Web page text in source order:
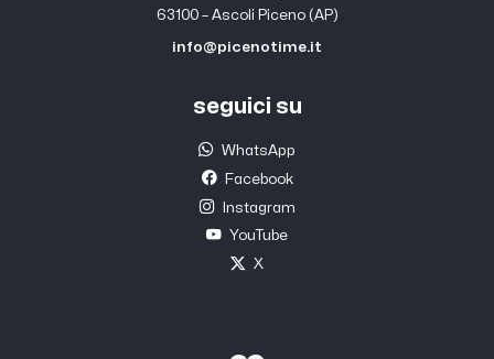
63100 – Ascoli Piceno (AP)
info@picenotime.it
seguici su
WhatsApp
Facebook
Instagram
YouTube
X